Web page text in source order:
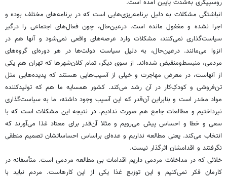
روسپیگری به‌شدت پایین آمده است.
انباشتگی مشکلات به دلیل برنامه‌ریزی‌هایی است که در برنامه‌های مختلف بوده و
اجرا نشده و مغفول مانده است. درعین‌حال، چون فعال‌های اجتماعی را درگیر
سیاست‌گذاری نمی‌کنند، مشکلات وارد عرصه‌های واقعی نمی‌شود و آنها هم در
انزوا می‌مانند. درعین‌حال، به دلیل سیاست دولت‌ها در هر دوره‌ای گروه‌های
مردمی، منبسط‌ومنقبض شده‌اند. از سوی دیگر، تمام کلان‌شهرها که تهران هم یکی
از آنهاست، ‌در معرض مهاجرت و خیلی از آسیب‌هایی هستند که پدیده‌هایی مثل
تن‌فروشی و کودکِ‌کار در آن رشد می‌کند. کشور همسایه ما هم که تولیدکننده
مواد مخدر است و بنابراین آن‌قدر که این آسیب وجود داشته، ما به سیاست‌گذاری
نپرداختیم و مطالعات جامع هم صورت ندادیم. در نتیجه این مشکلات است که با
سعی و خطا و احساس پیش می‌رویم و مثلا آن‌قدر برای معتاد غذا می‌آورند که
انتخاب می‌کند. یعنی مطالعه نداریم و عده‌ای براساس احساساتشان تصمیم منطقی
نگرفتند و اقدامشان اثرگذار نیست.
خلائی که در مداخلات مردمی داریم اقدامات بی مطالعه مردمی است. متأسفانه در
کارمان فکر نمی‌کنیم و این توزیع غذا یکی از این کارهاست. مردم نباید با